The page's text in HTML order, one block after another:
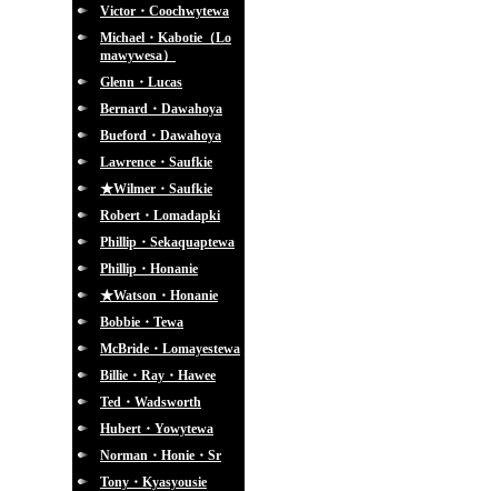
Victor・Coochwytewa
Michael・Kabotie（Lo
mawywesa）
Glenn・Lucas
Bernard・Dawahoya
Bueford・Dawahoya
Lawrence・Saufkie
★Wilmer・Saufkie
Robert・Lomadapki
Phillip・Sekaquaptewa
Phillip・Honanie
★Watson・Honanie
Bobbie・Tewa
McBride・Lomayestewa
Billie・Ray・Hawee
Ted・Wadsworth
Hubert・Yowytewa
Norman・Honie・Sr
Tony・Kyasyousie